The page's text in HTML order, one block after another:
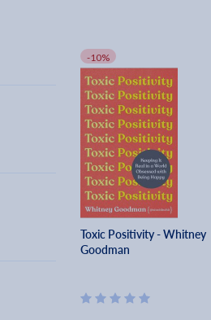
-10%
Toxic Positivity - Whitney
Goodman